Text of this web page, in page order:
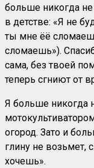
больше никогда
в детстве: «Я не
ты мне ёё
сломаешь»).
сама, без твоей
теперь сгниют от
Я больше никогда
огород. Зато и
глину не возьмет,
хочешь».